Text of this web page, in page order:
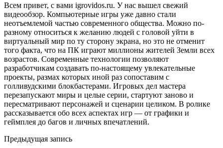
Всем привет, с вами igrovidos.ru. У нас вышел свежий
видеообзор. Компьютерные игры уже давно стали
неотъемлемой частью современного общества. Можно по-
разному относиться к желанию людей с головой уйти в
виртуальный мир по ту сторону экрана, но это не отменит
того факта, что на ПК играют миллионы жителей Земли всех
возрастов. Современные технологии позволяют
разработчикам создавать по-настоящему увлекательные
проекты, размах которых иной раз сопоставим с
голливудскими блокбастерами. Игровых дел мастера
перезапускают миры и целые серии, стартуют заново и
пересматривают персонажей и сценарии целиком. В ролике
рассказывается обо всех аспектах игр — от графики и
геймплея до багов и личных впечатлений.
Предыдущая запись